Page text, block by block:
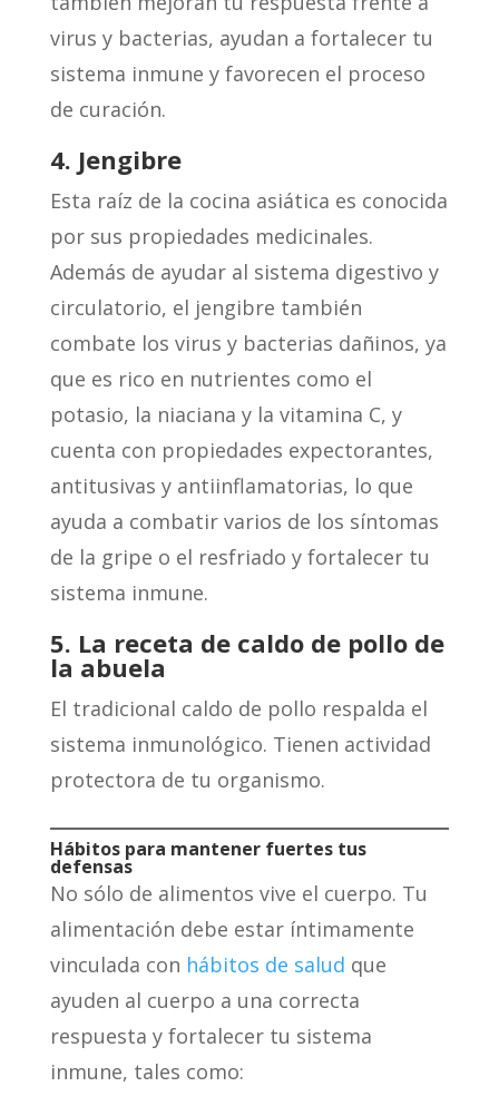
virus y bacterias, ayudan a fortalecer tu
sistema inmune y favorecen el proceso
de curación.
4. Jengibre
Esta raíz de la cocina asiática es conocida
por sus propiedades medicinales.
Además de ayudar al sistema digestivo y
circulatorio, el jengibre también
combate los virus y bacterias dañinos, ya
que es rico en nutrientes como el
potasio, la niaciana y la vitamina C, y
cuenta con propiedades expectorantes,
antitusivas y antiinflamatorias, lo que
ayuda a combatir varios de los síntomas
de la gripe o el resfriado y fortalecer tu
sistema inmune.
5. La receta de caldo de pollo de
la abuela
El tradicional caldo de pollo respalda el
sistema inmunológico. Tienen actividad
protectora de tu organismo.
Hábitos para mantener fuertes tus
defensas
No sólo de alimentos vive el cuerpo. Tu
alimentación debe estar íntimamente
vinculada con hábitos de salud que
ayuden al cuerpo a una correcta
respuesta y fortalecer tu sistema
inmune, tales como: